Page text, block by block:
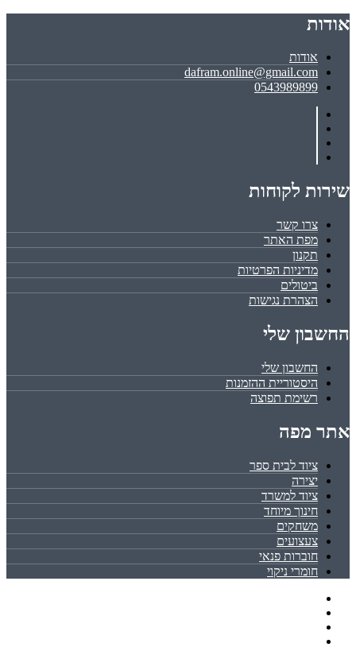
אודות
אודות
dafram.online@gmail.com
0543989899
שירות לקוחות
צרו קשר
מפת האתר
תקנון
מדיניות הפרטיות
ביטולים
הצהרת נגישות
החשבון שלי
החשבון שלי
היסטוריית ההזמנות
רשימת תפוצה
אתר מפה
ציוד לבית ספר
יצירה
ציוד למשרד
חינוך מיוחד
משחקים
צעצועים
חוברות פנאי
חומרי ניקוי